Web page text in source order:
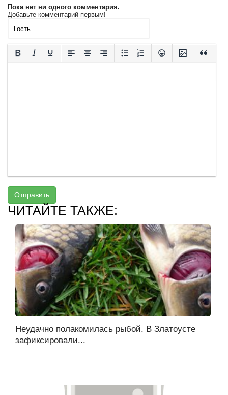
Пока нет ни одного комментария.
Добавьте комментарий первым!
Отправить
ЧИТАЙТЕ ТАКЖЕ:
Неудачно полакомилась рыбой. В Златоусте
зафиксировали...